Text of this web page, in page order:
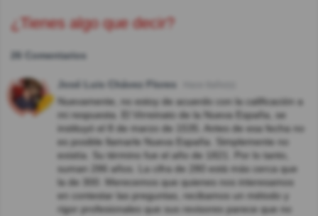
¿Tienes algo que decir?
26 Comentarios
José Luis Chávez Flores
Nuevamente, no estoy de acuerdo con la calificación a
mi respuesta. El Virreinato de la Nueva España, se
instituyó el 8 de marzo de 1535. Antes de esa fecha no
es posible llamarle Nueva España. Simplemente no
existía. Su término fue el año de 1821. Por lo tanto,
suman 286 años. La cifra de 280 está más cerca que
la de 300. Merecemos que quienes nos interesamos
en contestar las preguntas, recibamos un método y
rigor profesionales que sus revisores parece que no